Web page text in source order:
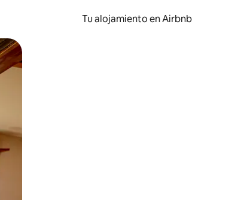
Tu alojamiento en Airbnb